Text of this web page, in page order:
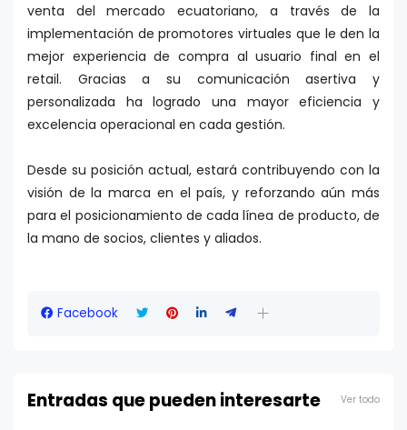
venta del mercado ecuatoriano, a través de la
implementación de promotores virtuales que le den la
mejor experiencia de compra al usuario final en el
retail. Gracias a su comunicación asertiva y
personalizada ha logrado una mayor eficiencia y
excelencia operacional en cada gestión.
Desde su posición actual, estará contribuyendo con la
visión de la marca en el país, y reforzando aún más
para el posicionamiento de cada línea de producto, de
la mano de socios, clientes y aliados.
Facebook
Entradas que pueden interesarte Ver todo